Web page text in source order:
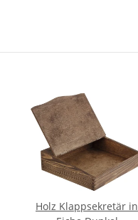
Holz Klappsekretär in